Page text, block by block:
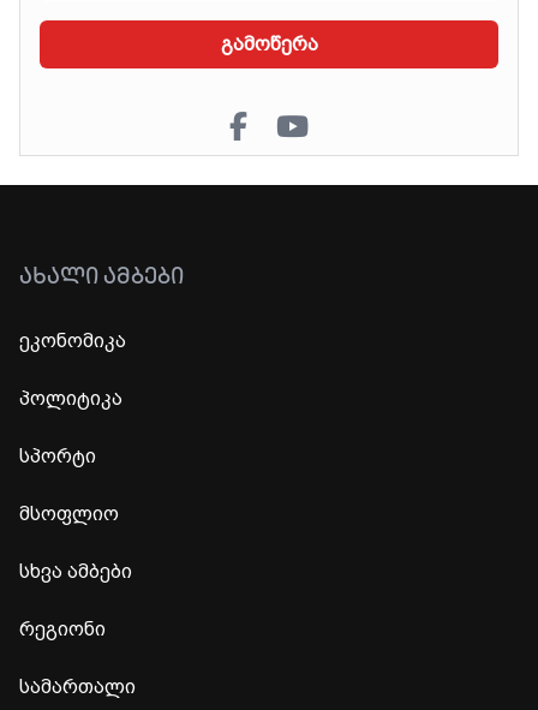
გამოწერა
ᲐᲮᲐᲚᲘ ᲐᲛᲑᲔᲑᲘ
ეკონომიკა
პოლიტიკა
სპორტი
მსოფლიო
სხვა ამბები
რეგიონი
სამართალი